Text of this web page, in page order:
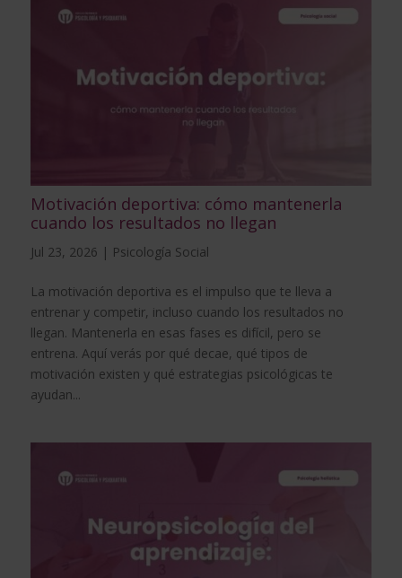
Motivación deportiva: cómo mantenerla
cuando los resultados no llegan
Jul 23, 2026 | Psicología Social
La motivación deportiva es el impulso que te lleva a
entrenar y competir, incluso cuando los resultados no
llegan. Mantenerla en esas fases es difícil, pero se
entrena. Aquí verás por qué decae, qué tipos de
motivación existen y qué estrategias psicológicas te
ayudan...